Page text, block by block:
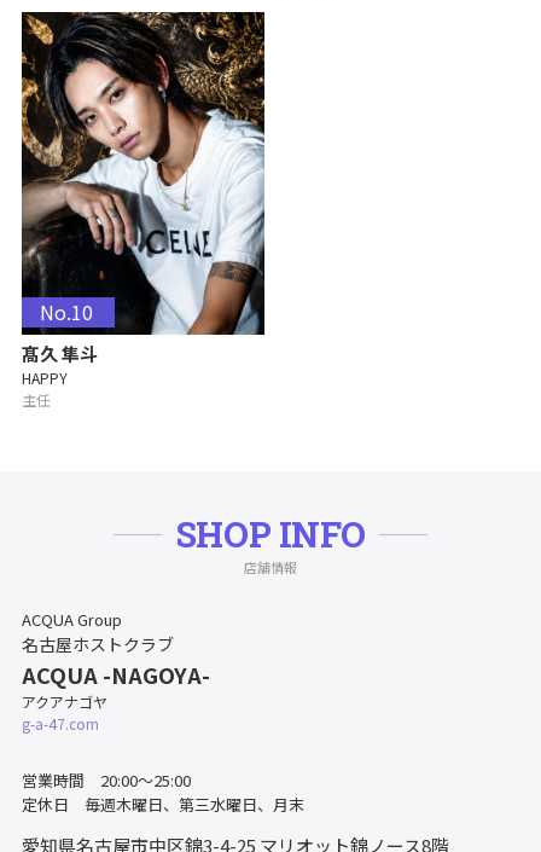
No.10
髙久 隼斗
HAPPY
主任
SHOP INFO
店舗情報
ACQUA Group
名古屋ホストクラブ
ACQUA -NAGOYA-
アクアナゴヤ
g-a-47.com
営業時間 20:00〜25:00
定休日 毎週木曜日、第三水曜日、月末
愛知県名古屋市中区錦3-4-25 マリオット錦ノース8階